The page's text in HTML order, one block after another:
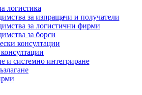
логистика
за изпращачи и получатели
за логистични фирми
за борси
консултации
и системно интегриране